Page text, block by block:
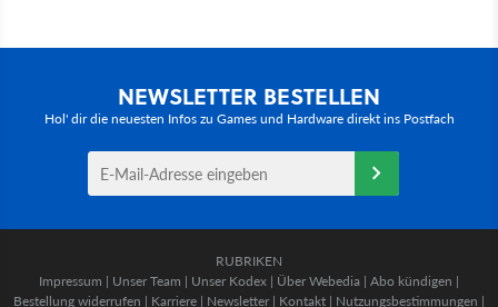
NEWSLETTER BESTELLEN
Hol' dir die neuesten Infos zu Games und Hardware direkt ins Postfach
RUBRIKEN
Impressum | Unser Team | Unser Kodex | Über Webedia | Abo kündigen |
Bestellung widerrufen | Karriere | Newsletter | Kontakt | Nutzungsbestimmungen |